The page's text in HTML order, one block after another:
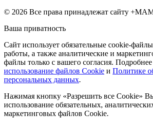
© 2026 Все права принадлежат сайту
Ваша приватность
Сайт использует обязательные cookie-
работы, а также аналитические и
файлы только с вашего согласия. Подробнее
использование файлов Cookie и Политике
персональных данных.
Нажимая кнопку «Разрешить все Cookie»
использование обязательных,
маркетинговых файлов Cookie.